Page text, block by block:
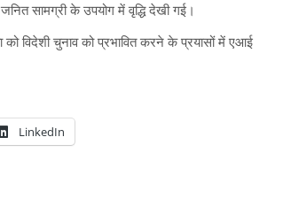
सामग्री के उपयोग में वृद्धि देखी गई।
को विदेशी चुनाव को प्रभावित करने के प्रयासों में एआई
LinkedIn